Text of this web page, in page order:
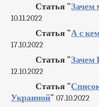
Статья "Зачем
10.11.2022
Статья "А с
17.10.2022
Статья "Зачем
12.10.2022
Статья "
Украиной" 07.10.2022